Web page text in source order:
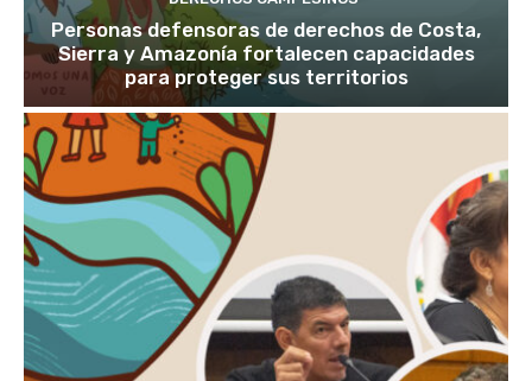
Personas defensoras de derechos de Costa,
Sierra y Amazonía fortalecen capacidades
para proteger sus territorios